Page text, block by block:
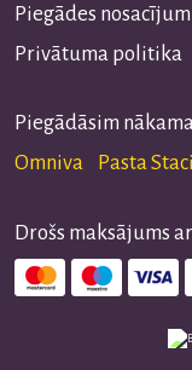
Piegādes
Privātuma politika
Piegādāsim
Omniva Pasta
Drošs maksājums